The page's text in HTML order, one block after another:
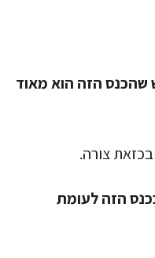
הזה הוא מאוד
בכזאת צורה.
הזה לעומת